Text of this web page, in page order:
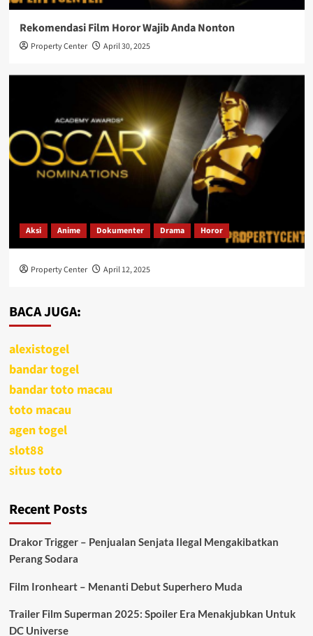
Rekomendasi Film Horor Wajib Anda Nonton
Property Center April 30, 2025
Aksi Anime Dokumenter Drama Horor
Property Center April 12, 2025
BACA JUGA:
alexistogel
bandar togel
bandar toto macau
toto macau
agen togel
slot88
situs toto
Recent Posts
Drakor Trigger – Penjualan Senjata Ilegal Mengakibatkan
Perang Sodara
Film Ironheart – Menanti Debut Superhero Muda
Trailer Film Superman 2025: Spoiler Era Menakjubkan Untuk
DC Universe